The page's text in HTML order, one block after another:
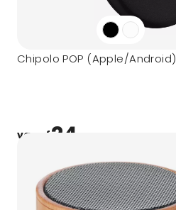
Chipolo POP (Apple/Android)
vanaf24,-